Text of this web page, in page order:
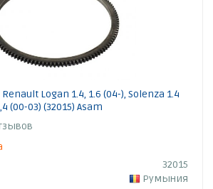
Logan 1.4, 1.6 (04-), Solenza 1.4
(00-03) (32015) Asam
32015
Румыния